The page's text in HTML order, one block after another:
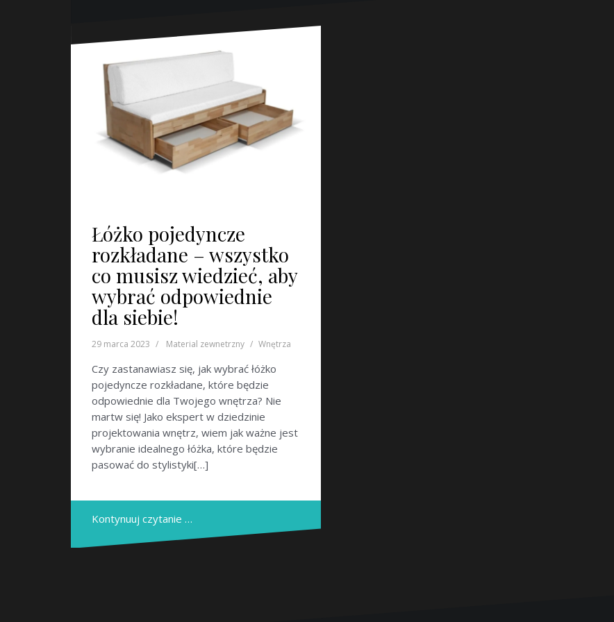
Łóżko pojedyncze
rozkładane – wszystko
co musisz wiedzieć, aby
wybrać odpowiednie
dla siebie!
29 marca 2023 Material zewnetrzny Wnętrza
Czy zastanawiasz się, jak wybrać łóżko
pojedyncze rozkładane, które będzie
odpowiednie dla Twojego wnętrza? Nie
martw się! Jako ekspert w dziedzinie
projektowania wnętrz, wiem jak ważne jest
wybranie idealnego łóżka, które będzie
pasować do stylistyki[…]
Kontynuuj czytanie …